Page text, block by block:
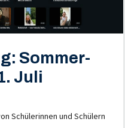
Sommer-
Juli
Schülerinnen und Schülern